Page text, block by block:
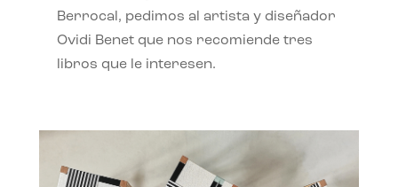
Berrocal, pedimos al artista y diseñador
Ovidi Benet que nos recomiende tres
libros que le interesen.